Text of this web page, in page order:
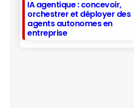
IA agentique : concevoir,
orchestrer et déployer des
agents autonomes en
entreprise